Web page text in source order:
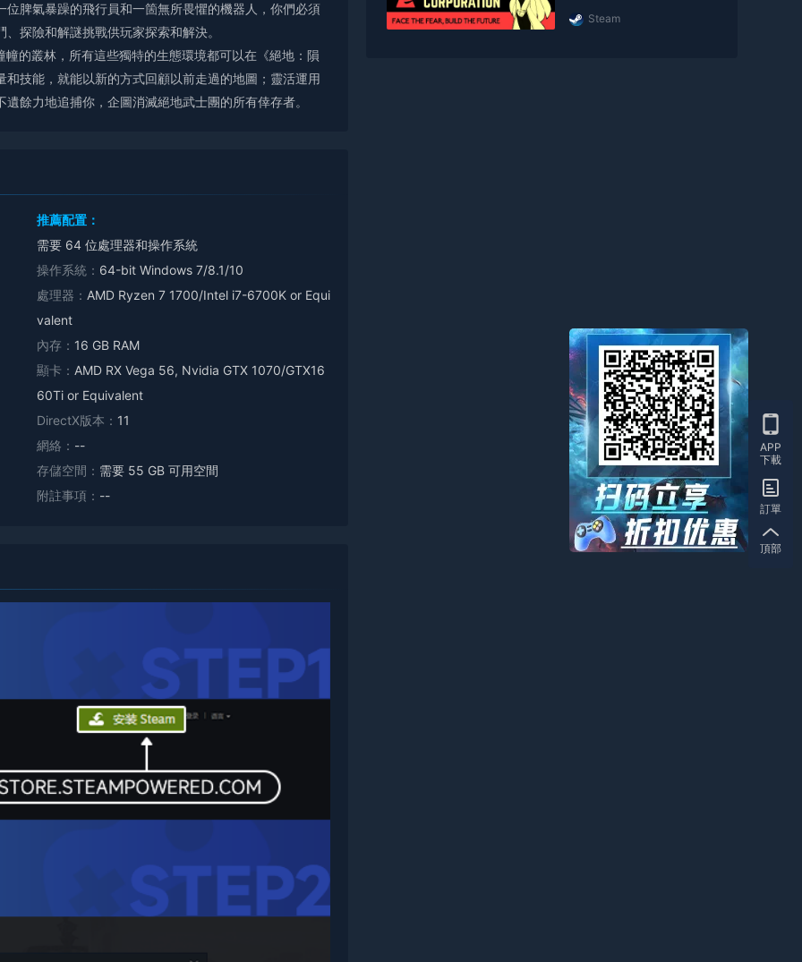
脾氣暴躁的飛行員和一箇無所畏懼的機器人，你們必須
探險和解謎挑戰供玩家探索和解決。
的叢林，所有這些獨特的生態環境都可以在《絕地：隕
技能，就能以新的方式回顧以前走過的地圖；靈活運用
餘力地追捕你，企圖消滅絕地武士團的所有倖存者。
推薦配置：
需要 64 位處理器和操作系統
操作系統： 64-bit Windows 7/8.1/10
處理器： AMD Ryzen 7 1700/Intel i7-6700K or Equi
valent
內存： 16 GB RAM
顯卡： AMD RX Vega 56, Nvidia GTX 1070/GTX16
60Ti or Equivalent
DirectX版本： 11
網絡： --
存儲空間： 需要 55 GB 可用空間
附註事項： --
Steam
APP
下載
訂單
頂部